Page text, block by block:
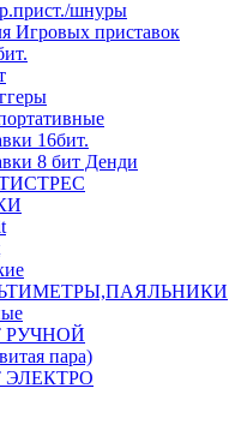
шнуры
Игровых приставок
16бит.
8 бит Денди
РУЧНОЙ
пара)